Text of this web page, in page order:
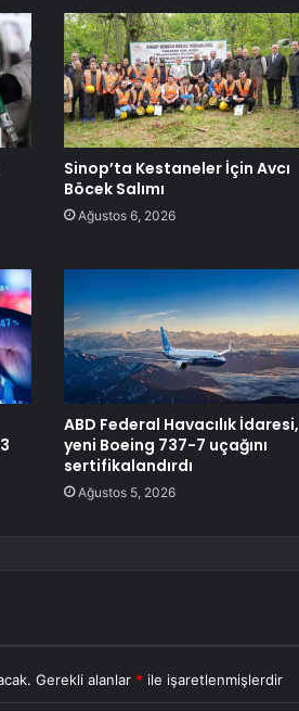
Sinop’ta Kestaneler İçin Avcı
Böcek Salımı
Ağustos 6, 2026
ABD Federal Havacılık İdaresi,
yeni Boeing 737-7 uçağını
sertifikalandırdı
Ağustos 5, 2026
Gerekli alanlar * ile işaretlenmişlerdir